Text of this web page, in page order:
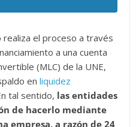
el proceso a través
a una cuenta
(MLC) de la UNE,
en liquidez
tal sentido, las entidades
de hacerlo mediante
empresa, a razón de 24